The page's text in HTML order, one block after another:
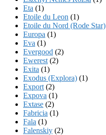
Eta (1)
Etoile du Leon (1)
Etoile du Nord (Rode Star)
Europa (1)
Eva (1)
Evergood (2)
Ewerest (2)
Exita (1)
Exodus (Explora) (1)
Export (2)
Expova (1)
Extase (2)
Fabricia (1)
Fala (1)
Falenskiy (2)